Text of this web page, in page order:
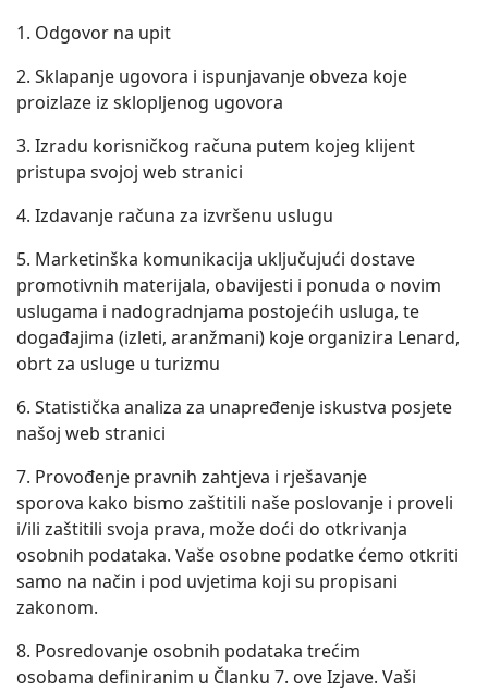
1. Odgovor na upit
2. Sklapanje ugovora i ispunjavanje obveza koje
proizlaze iz sklopljenog ugovora
3. Izradu korisničkog računa putem kojeg klijent
pristupa svojoj web stranici
4. Izdavanje računa za izvršenu uslugu
5. Marketinška komunikacija uključujući dostave
promotivnih materijala, obavijesti i ponuda o novim
uslugama i nadogradnjama postojećih usluga, te
događajima (izleti, aranžmani) koje organizira Lenard,
obrt za usluge u turizmu
6. Statistička analiza za unapređenje iskustva posjete
našoj web stranici
7. Provođenje pravnih zahtjeva i rješavanje
sporova kako bismo zaštitili naše poslovanje i proveli
i/ili zaštitili svoja prava, može doći do otkrivanja
osobnih podataka. Vaše osobne podatke ćemo otkriti
samo na način i pod uvjetima koji su propisani
zakonom.
8. Posredovanje osobnih podataka trećim
osobama definiranim u Članku 7. ove Izjave. Vaši